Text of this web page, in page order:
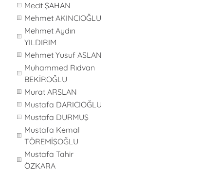
Mecit ŞAHAN
Mehmet AKINCIOĞLU
Mehmet Aydın
YILDIRIM
Mehmet Yusuf ASLAN
Muhammed Rıdvan
BEKİROĞLU
Murat ARSLAN
Mustafa DARICIOĞLU
Mustafa DURMUŞ
Mustafa Kemal
TÖREMİŞOĞLU
Mustafa Tahir
ÖZKARA